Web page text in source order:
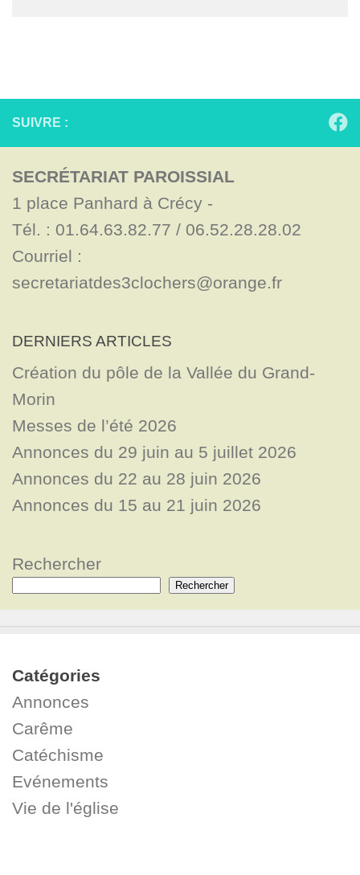
SUIVRE :
SECRÉTARIAT PAROISSIAL
1 place Panhard à Crécy -
Tél. : 01.64.63.82.77 / 06.52.28.28.02
Courriel :
secretariatdes3clochers@orange.fr
DERNIERS ARTICLES
Création du pôle de la Vallée du Grand-
Morin
Messes de l’été 2026
Annonces du 29 juin au 5 juillet 2026
Annonces du 22 au 28 juin 2026
Annonces du 15 au 21 juin 2026
Rechercher
Rechercher
Catégories
Annonces
Carême
Catéchisme
Evénements
Vie de l'église